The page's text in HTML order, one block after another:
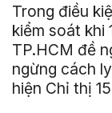
Trong điều
kiểm soát khi
TP.HCM đề
ngừng cách
hiện Chỉ thị